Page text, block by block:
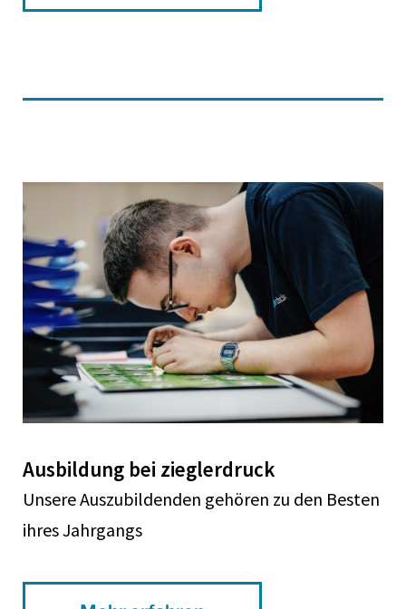
Ausbildung bei zieglerdruck
Unsere Auszubildenden gehören zu den Besten
ihres Jahrgangs